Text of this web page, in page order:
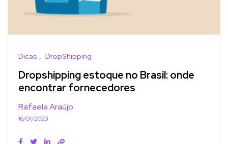
Dicas DropShipping
Dropshipping estoque no Brasil: onde
encontrar fornecedores
Rafaela Araújo
16/01/2023